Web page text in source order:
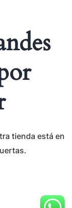
tienda está en